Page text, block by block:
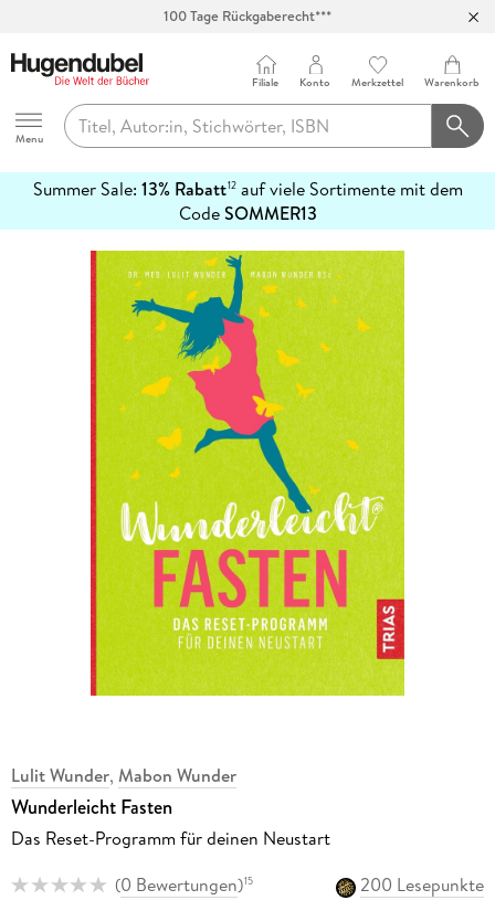
100 Tage Rückgaberecht***
Hugendubel
Menu
Filiale Konto Merkzettel Warenkorb
Summer Sale: 13% Rabatt12auf viele Sortimente mit dem
CodeSOMMER13
erfahren
Lulit Wunder, Mabon Wunder
Wunderleicht Fasten
Das Reset-Programm für deinen Neustart
(0 Bewertungen)15
200 Lesepunkte